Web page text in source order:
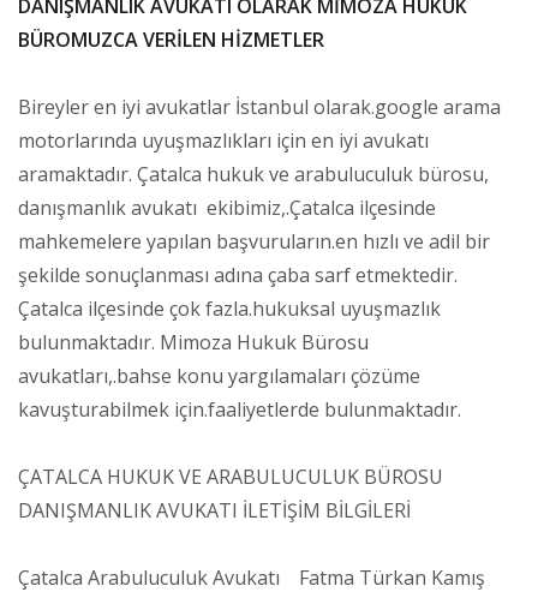
DANIŞMANLIK AVUKATI OLARAK MİMOZA HUKUK
BÜROMUZCA VERİLEN HİZMETLER
Bireyler en iyi avukatlar İstanbul olarak.google arama
motorlarında uyuşmazlıkları için en iyi avukatı
aramaktadır. Çatalca hukuk ve arabuluculuk bürosu,
danışmanlık avukatı ekibimiz,.Çatalca ilçesinde
mahkemelere yapılan başvuruların.en hızlı ve adil bir
şekilde sonuçlanması adına çaba sarf etmektedir.
Çatalca ilçesinde çok fazla.hukuksal uyuşmazlık
bulunmaktadır. Mimoza Hukuk Bürosu
avukatları,.bahse konu yargılamaları çözüme
kavuşturabilmek için.faaliyetlerde bulunmaktadır.
ÇATALCA HUKUK VE ARABULUCULUK BÜROSU
DANIŞMANLIK AVUKATI İLETİŞİM BİLGİLERİ
Çatalca Arabuluculuk Avukatı Fatma Türkan Kamış